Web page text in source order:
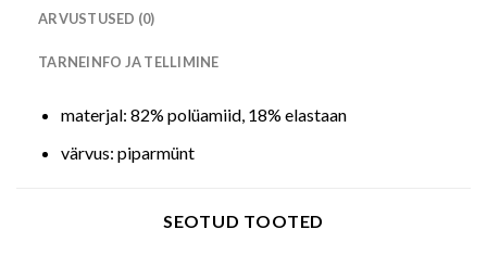
ARVUSTUSED (0)
TARNEINFO JA TELLIMINE
materjal: 82% polüamiid, 18% elastaan
värvus: piparmünt
SEOTUD TOOTED